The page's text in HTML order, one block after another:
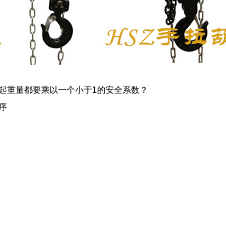
重量都要乘以一个小于1的安全系数？